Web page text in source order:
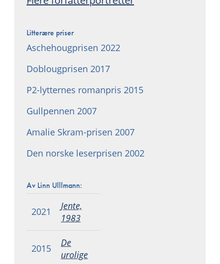
Litterære priser
Aschehougprisen 2022
Doblougprisen 2017
P2-lytternes romanpris 2015
Gullpennen 2007
Amalie Skram-prisen 2007
Den norske leserprisen 2002
Av Linn Ulllmann:
2021
Jente,
1983
2015
De
urolige